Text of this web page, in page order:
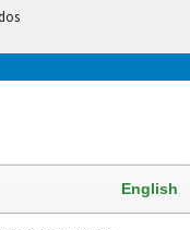
English